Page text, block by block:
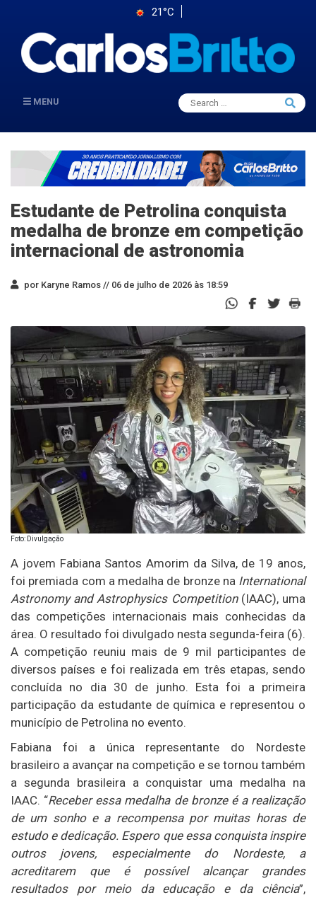
21°C
MENU
Search
for:
Search
Estudante de Petrolina conquista
medalha de bronze em competição
internacional de astronomia
por Karyne Ramos // 06 de julho de 2026 às 18:59
Foto: Divulgação
A jovem Fabiana Santos Amorim da Silva, de 19 anos,
foi premiada com a medalha de bronze na International
Astronomy and Astrophysics Competition(IAAC), uma
das competições internacionais mais conhecidas da
área. O resultado foi divulgado nesta segunda-feira (6).
A competição reuniu mais de 9 mil participantes de
diversos países e foi realizada em três etapas, sendo
concluída no dia 30 de junho. Esta foi a primeira
participação da estudante de química e representou o
município de Petrolina no evento.
Fabiana foi a única representante do Nordeste
brasileiro a avançar na competição e se tornou também
a segunda brasileira a conquistar uma medalha na
IAAC. “Receber essa medalha de bronze é a realização
de um sonho e a recompensa por muitas horas de
estudo e dedicação. Espero que essa conquista inspire
outros jovens, especialmente do Nordeste, a
acreditarem que é possível alcançar grandes
resultados por meio da educação e da ciência”,